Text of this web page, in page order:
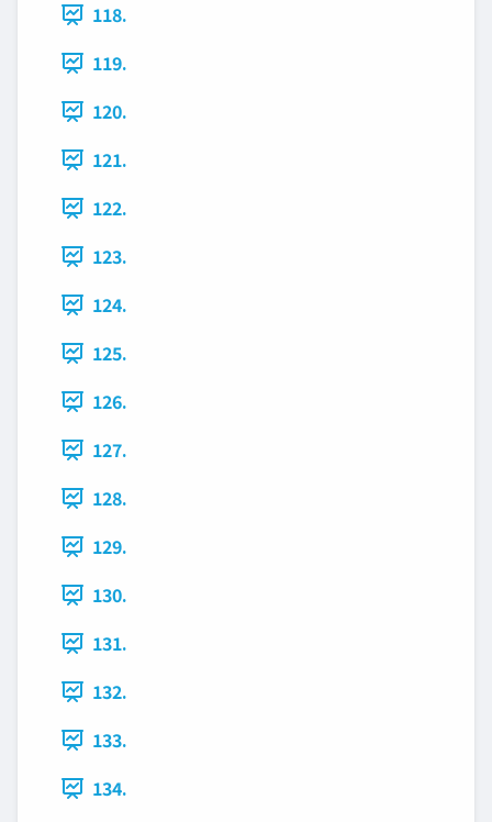
118.
119.
120.
121.
122.
123.
124.
125.
126.
127.
128.
129.
130.
131.
132.
133.
134.